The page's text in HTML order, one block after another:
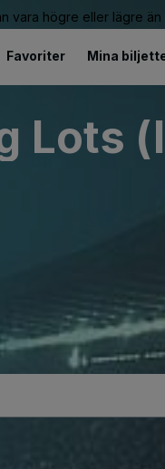
vara högre eller lägre
Favoriter Mina
Lots